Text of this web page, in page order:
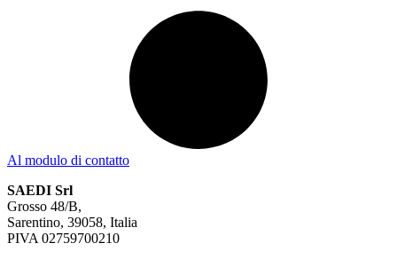
Al modulo di contatto
SAEDI Srl
Grosso 48/B,
Sarentino, 39058, Italia
PIVA 02759700210